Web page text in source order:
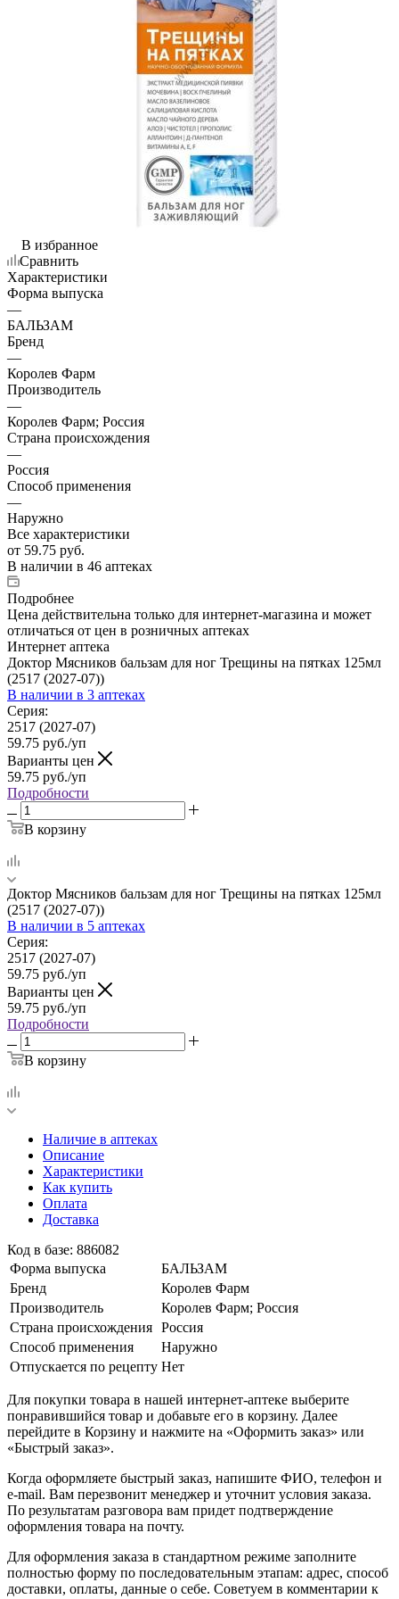
В избранное
Сравнить
Характеристики
Форма выпуска
—
БАЛЬЗАМ
Бренд
—
Королев Фарм
Производитель
—
Королев Фарм; Россия
Страна происхождения
—
Россия
Способ применения
—
Наружно
Все характеристики
от 59.75 руб.
В наличии в 46 аптеках
Подробнее
Цена действительна только для интернет-магазина и может
отличаться от цен в розничных аптеках
Интернет аптека
Доктор Мясников бальзам для ног Трещины на пятках 125мл
(2517 (2027-07))
В наличии в 3 аптеках
Серия:
2517 (2027-07)
59.75 руб./уп
Варианты цен
59.75 руб./уп
Подробности
В корзину
Доктор Мясников бальзам для ног Трещины на пятках 125мл
(2517 (2027-07))
В наличии в 5 аптеках
Серия:
2517 (2027-07)
59.75 руб./уп
Варианты цен
59.75 руб./уп
Подробности
В корзину
Наличие в аптеках
Описание
Характеристики
Как купить
Оплата
Доставка
Код в базе: 886082
Форма выпуска
БАЛЬЗАМ
Бренд
Королев Фарм
Производитель
Королев Фарм; Россия
Страна происхождения Россия
Способ применения
Наружно
Отпускается по рецепту Нет
Для покупки товара в нашей интернет-аптеке выберите
понравившийся товар и добавьте его в корзину. Далее
перейдите в Корзину и нажмите на «Оформить заказ» или
«Быстрый заказ».
Когда оформляете быстрый заказ, напишите ФИО, телефон и
e-mail. Вам перезвонит менеджер и уточнит условия заказа.
По результатам разговора вам придет подтверждение
оформления товара на почту.
Для оформления заказа в стандартном режиме заполните
полностью форму по последовательным этапам: адрес, способ
доставки, оплаты, данные о себе. Советуем в комментарии к